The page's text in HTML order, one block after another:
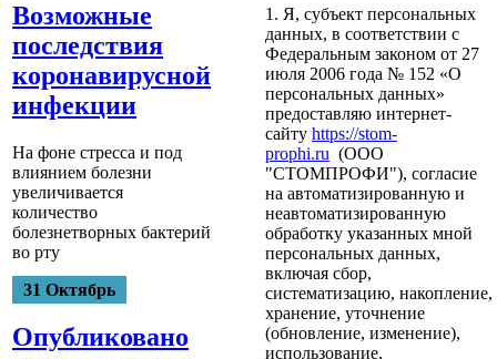
Возможные
последствия
коронавирусной
инфекции
На фоне стресса и под
влиянием болезни
увеличивается
количество
болезнетворных бактерий
во рту
31 Октябрь
Опубликовано
1. Я, субъект персональных
данных, в соответствии с
Федеральным законом от 27
июля 2006 года № 152 «О
персональных данных»
предоставляю интернет-
сайту https://stom-
prophi.ru (ООО
"СТОМПРОФИ"), согласие
на автоматизированную и
неавтоматизированную
обработку указанных мной
персональных данных,
включая сбор,
систематизацию, накопление,
хранение, уточнение
(обновление, изменение),
использование,